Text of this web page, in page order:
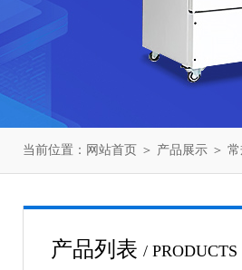
当前位置： 网站首页 ＞ 产品展示 ＞
产品列表 / PRODUCTS